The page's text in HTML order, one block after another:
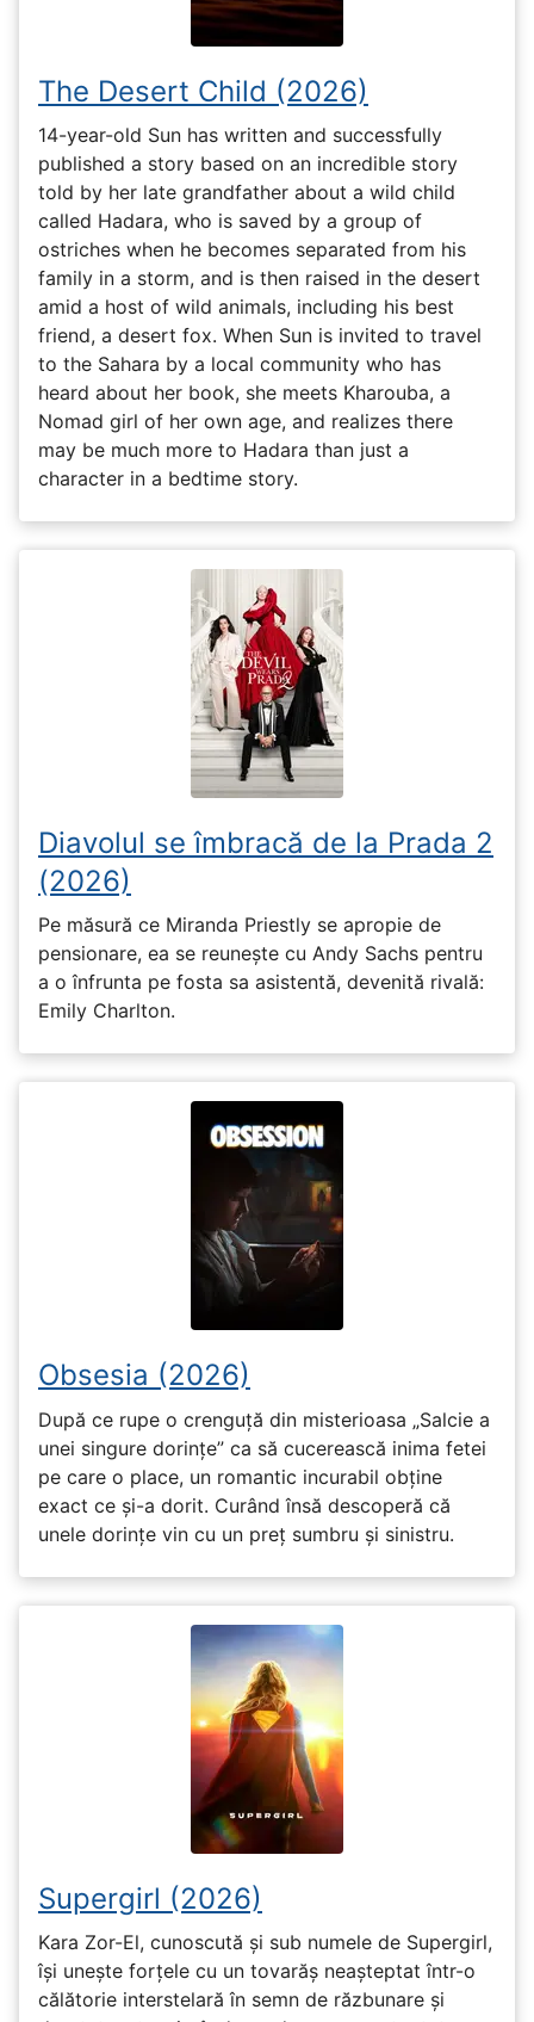
The Desert Child (2026)
14-year-old Sun has written and successfully
published a story based on an incredible story
told by her late grandfather about a wild child
called Hadara, who is saved by a group of
ostriches when he becomes separated from his
family in a storm, and is then raised in the desert
amid a host of wild animals, including his best
friend, a desert fox. When Sun is invited to travel
to the Sahara by a local community who has
heard about her book, she meets Kharouba, a
Nomad girl of her own age, and realizes there
may be much more to Hadara than just a
character in a bedtime story.
Diavolul se îmbracă de la Prada 2
(2026)
Pe măsură ce Miranda Priestly se apropie de
pensionare, ea se reunește cu Andy Sachs pentru
a o înfrunta pe fosta sa asistentă, devenită rivală:
Emily Charlton.
Obsesia (2026)
După ce rupe o crenguță din misterioasa „Salcie a
unei singure dorințe” ca să cucerească inima fetei
pe care o place, un romantic incurabil obține
exact ce și-a dorit. Curând însă descoperă că
unele dorințe vin cu un preț sumbru și sinistru.
Supergirl (2026)
Kara Zor-El, cunoscută și sub numele de Supergirl,
își unește forțele cu un tovarăș neașteptat într-o
călătorie interstelară în semn de răzbunare și